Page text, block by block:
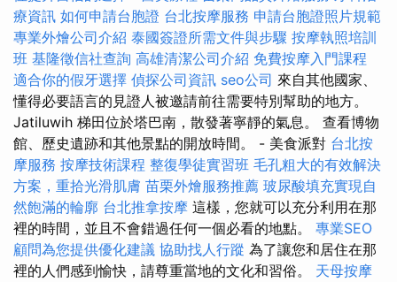
療資訊 如何申請台胞證 台北按摩服務 申請台胞證照片規範
專業外燴公司介紹 泰國簽證所需文件與步驟 按摩執照培訓
班 基隆徵信社查詢 高雄清潔公司介紹 免費按摩入門課程
適合你的假牙選擇 偵探公司資訊 seo公司 來自其他國家、
懂得必要語言的見證人被邀請前往需要特別幫助的地方。
Jatiluwih 梯田位於塔巴南，散發著寧靜的氣息。 查看博物
館、歷史遺跡和其他景點的開放時間。 - 美食派對 台北按
摩服務 按摩技術課程 整復學徒實習班 毛孔粗大的有效解決
方案，重拾光滑肌膚 苗栗外燴服務推薦 玻尿酸填充實現自
然飽滿的輪廓 台北推拿按摩 這樣，您就可以充分利用在那
裡的時間，並且不會錯過任何一個必看的地點。 專業SEO
顧問為您提供優化建議 協助找人行蹤 為了讓您和居住在那
裡的人們感到愉快，請尊重當地的文化和習俗。 天母按摩